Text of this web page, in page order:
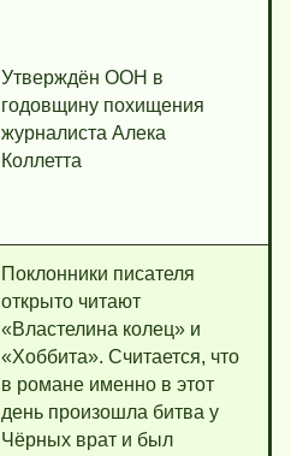
Утверждён ООН в
годовщину похищения
журналиста Алека
Коллетта
Поклонники писателя
открыто читают
«Властелина колец» и
«Хоббита». Считается, что
в романе именно в этот
день произошла битва у
Чёрных врат и был